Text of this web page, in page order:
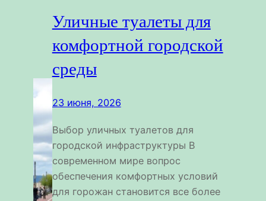
Уличные туалеты для
комфортной городской
среды
23 июня, 2026
Выбор уличных туалетов для
городской инфраструктуры В
современном мире вопрос
обеспечения комфортных условий
для горожан становится все более